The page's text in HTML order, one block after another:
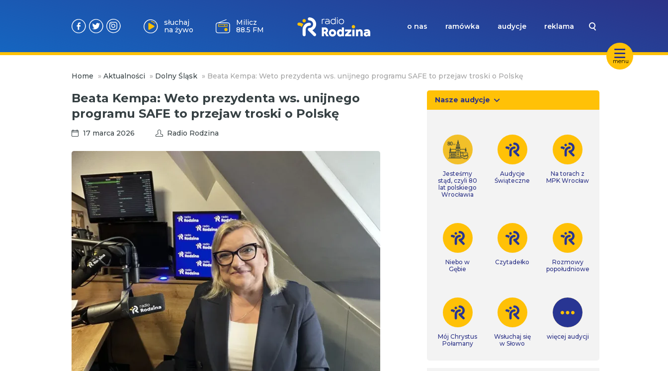
menu
słuchaj
na żywo
Góra
Igliczna
107.2 FM
o nas ramówka audycje reklama
Home » Aktualności » Dolny Śląsk » Beata Kempa: Weto prezydenta ws. unijnego programu SAFE to przejaw troski o Polskę
Beata Kempa: Weto prezydenta ws. unijnego
programu SAFE to przejaw troski o Polskę
17 marca 2026 Radio Rodzina
Nasze audycje
Jesteśmy
stąd, czyli 80
lat polskiego
Wrocławia
Audycje
Świąteczne
Na torach z
MPK Wrocław
Niebo w
Gębie
Czytadełko
Rozmowy
popołudniowe
Mój Chrystus
Połamany
Wsłuchaj się
w Słowo
więcej audycji